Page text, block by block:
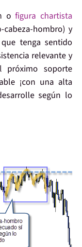
ofigura chartista
hombro) y
tenga sentido
relevante y
próximo soporte
¡con una alta
según lo